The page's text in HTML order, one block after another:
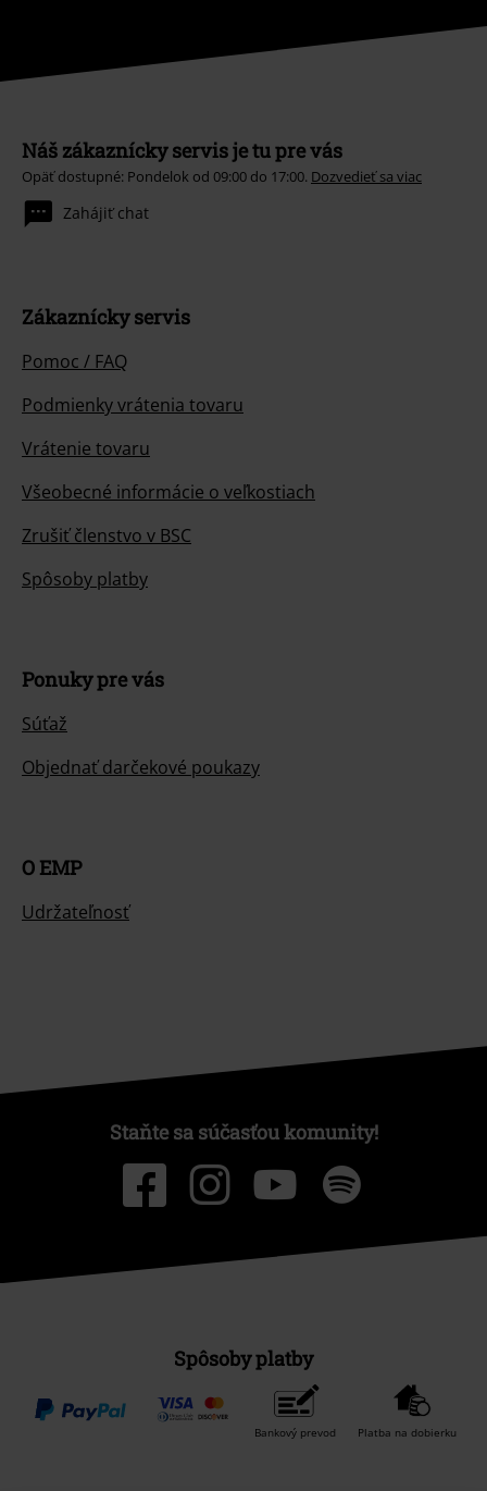
Náš zákaznícky servis je tu pre vás
Opäť dostupné: Pondelok od 09:00 do 17:00. Dozvedieť sa viac
Zahájiť chat
Zákaznícky servis
Pomoc / FAQ
Podmienky vrátenia tovaru
Vrátenie tovaru
Všeobecné informácie o veľkostiach
Zrušiť členstvo v BSC
Spôsoby platby
Ponuky pre vás
Súťaž
Objednať darčekové poukazy
O EMP
Udržateľnosť
Staňte sa súčasťou komunity!
Spôsoby platby
Bankový prevod Platba na dobierku